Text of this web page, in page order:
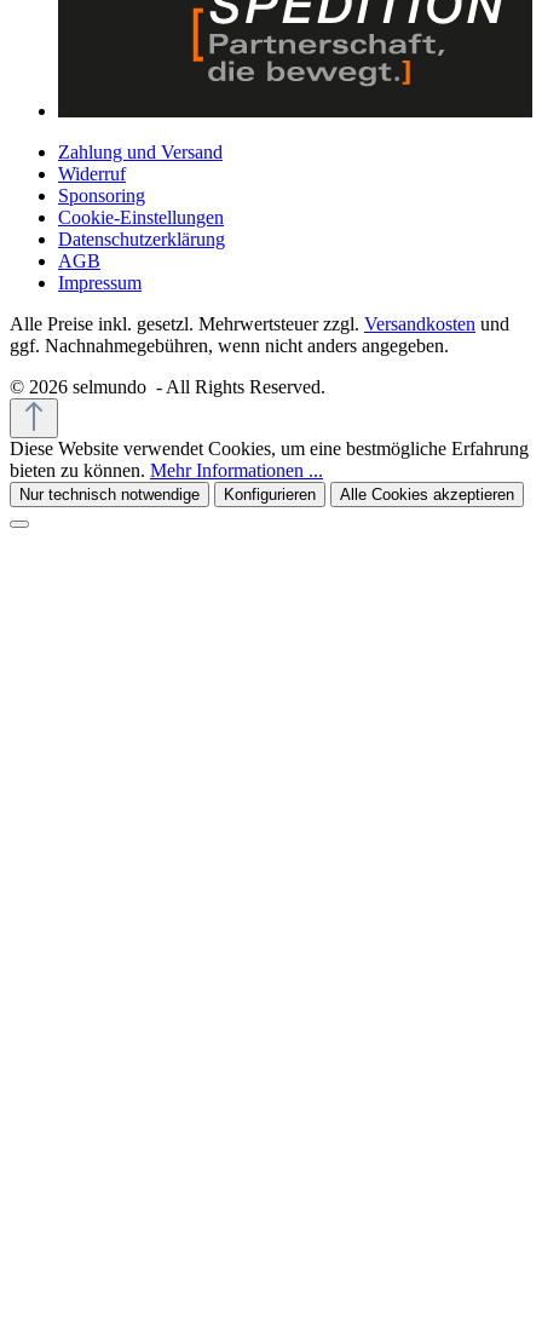
Zahlung und Versand
Widerruf
Sponsoring
Cookie-Einstellungen
Datenschutzerklärung
AGB
Impressum
Alle Preise inkl. gesetzl. Mehrwertsteuer zzgl. Versandkosten und
ggf. Nachnahmegebühren, wenn nicht anders angegeben.
© 2026 selmundo - All Rights Reserved.
Diese Website verwendet Cookies, um eine bestmögliche Erfahrung
bieten zu können. Mehr Informationen ...
Nur technisch notwendige Konfigurieren Alle Cookies akzeptieren